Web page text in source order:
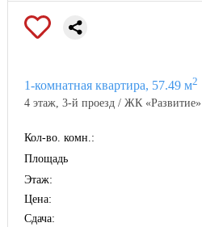
1-комнатная квартира, 57.49 м2
4 этаж, 3-й проезд / ЖК «Развитие»
Кол-во. комн.:
Площадь
Этаж:
Цена:
Сдача: